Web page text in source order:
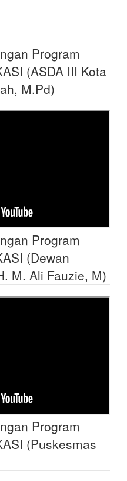
Program
(ASDA III Kota
M.Pd)
Program
(Dewan
M. Ali Fauzie, M)
Program
(Puskesmas